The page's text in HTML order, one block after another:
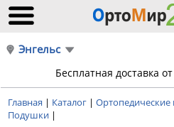
Энгельс
Бесплатная доставка
Главная | Каталог |
Подушки |